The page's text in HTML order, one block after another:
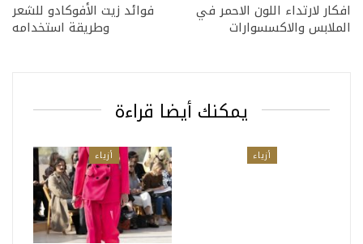
افكار لارتداء اللون الاحمر في
الملابس والاكسسوارات
فوائد زيت الأفوكادو للشعر
وطريقة استخدامه
يمكنك أيضا قراءة
أزياء أزياء